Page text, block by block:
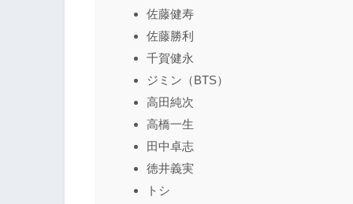
佐藤健寿
佐藤勝利
千賀健永
ジミン（BTS）
高田純次
高橋一生
田中卓志
徳井義実
トシ